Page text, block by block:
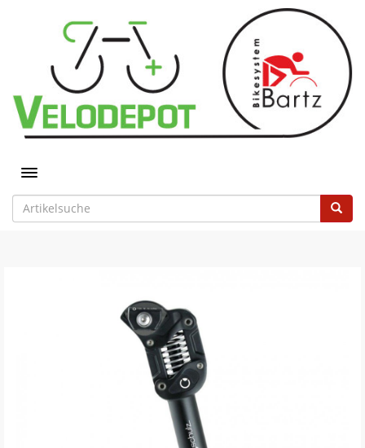
Toggle navigation